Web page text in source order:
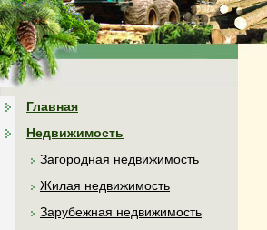
Главная
Недвижимость
Загородная недвижимость
Жилая недвижимость
Зарубежная недвижимость